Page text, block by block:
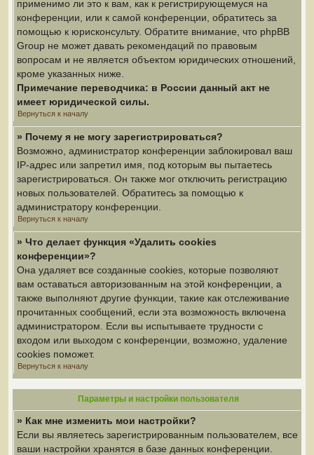
применимо ли это к вам, как к регистрирующемуся на
конференции, или к самой конференции, обратитесь за
помощью к юрисконсульту. Обратите внимание, что phpBB
Group не может давать рекомендаций по правовым
вопросам и не является объектом юридических отношений,
кроме указанных ниже.
Примечание переводчика: в России данный акт не
имеет юридической силы.
Вернуться к началу
» Почему я не могу зарегистрироваться?
Возможно, администратор конференции заблокировал ваш
IP-адрес или запретил имя, под которым вы пытаетесь
зарегистрироваться. Он также мог отключить регистрацию
новых пользователей. Обратитесь за помощью к
администратору конференции.
Вернуться к началу
» Что делает функция «Удалить cookies
конференции»?
Она удаляет все созданные cookies, которые позволяют
вам оставаться авторизованным на этой конференции, а
также выполняют другие функции, такие как отслеживание
прочитанных сообщений, если эта возможность включена
администратором. Если вы испытываете трудности с
входом или выходом с конференции, возможно, удаление
cookies поможет.
Вернуться к началу
Параметры и настройки пользователя
» Как мне изменить мои настройки?
Если вы являетесь зарегистрированным пользователем, все
ваши настройки хранятся в базе данных конференции.